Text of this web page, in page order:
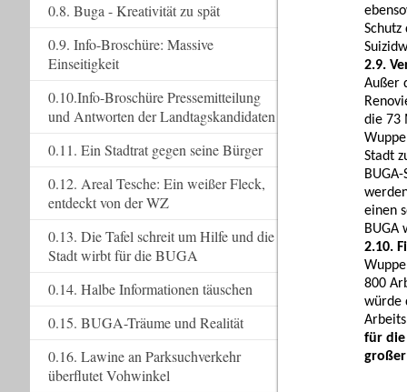
2.9.
Außer
die 73
Stadt
einen
BUGA
2.10.
800
würde
für die
0.8. Buga - Kreativität zu spät
0.9. Info-Broschüre: Massive
Einseitigkeit
0.10.Info-Broschüre Pressemitteilung
und Antworten der Landtagskandidaten
0.11. Ein Stadtrat gegen seine Bürger
0.12. Areal Tesche: Ein weißer Fleck,
entdeckt von der WZ
0.13. Die Tafel schreit um Hilfe und die
Stadt wirbt für die BUGA
0.14. Halbe Informationen täuschen
0.15. BUGA-Träume und Realität
0.16. Lawine an Parksuchverkehr
überflutet Vohwinkel